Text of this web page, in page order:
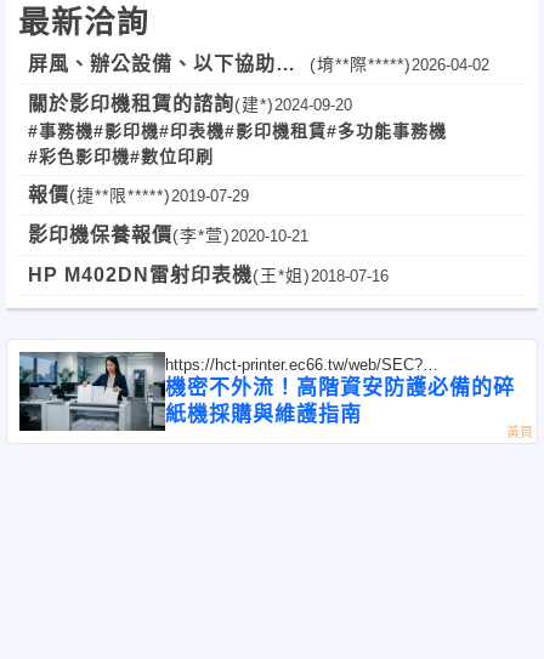
最新洽詢
屏風、辦公設備、以下協助報
價給我
(堉**際*****) 2026-04-02
關於影印機租賃的諮詢(建*) 2024-09-20
#事務機#影印機#印表機#影印機租賃#多功能事務機
#彩色影印機#數位印刷
報價(捷**限*****) 2019-07-29
影印機保養報價(李*萱) 2020-10-21
HP M402DN雷射印表機(王*姐) 2018-07-16
https://hct-printer.ec66.tw/web/SEC?
postId=1354536
機密不外流！高階資安防護必備的碎
紙機採購與維護指南